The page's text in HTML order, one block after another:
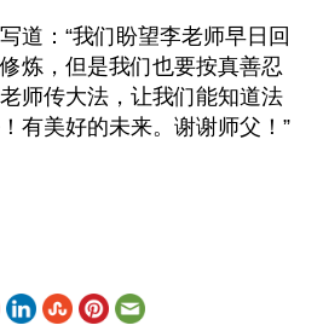
道：“我们盼望李老师早日回
炼，但是我们也要按真善忍
师传大法，让我们能知道法
有美好的未来。谢谢师父！”